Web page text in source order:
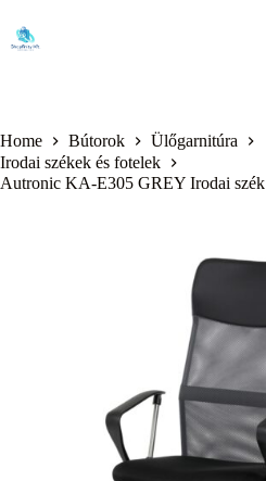
content
Home Bútorok
Ülőgarnitúra
Irodai székek és fotelek
Autronic KA-E305 GREY Irodai szék